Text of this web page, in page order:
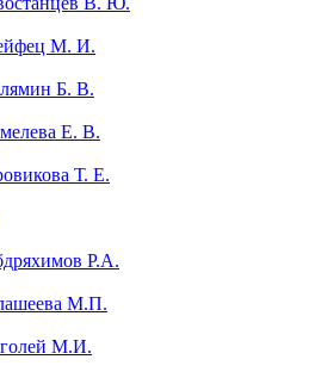
М. И.
Б. В.
Е. В.
Т. Е.
Р.А.
М.П.
М.И.